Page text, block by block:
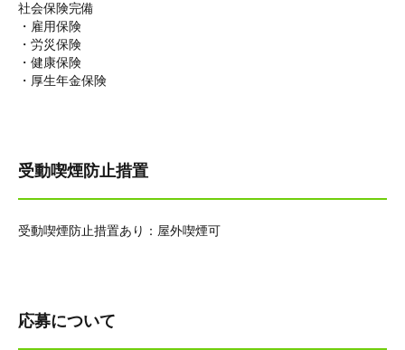
社会保険完備
・雇用保険
・労災保険
・健康保険
・厚生年金保険
受動喫煙防止措置
受動喫煙防止措置あり：屋外喫煙可
応募について